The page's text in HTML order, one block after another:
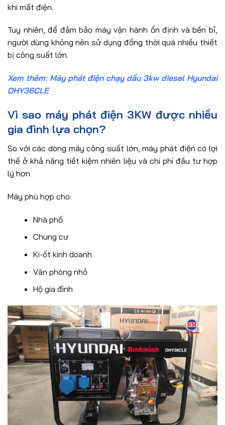
khi mất điện.
Tuy nhiên, để đảm bảo máy vận hành ổn định và bền bỉ,
người dùng không nên sử dụng đồng thời quá nhiều thiết
bị công suất lớn.
Xem thêm: Máy phát điện chạy dầu 3kw diesel Hyundai
DHY36CLE
Vì sao máy phát điện 3KW được nhiều
gia đình lựa chọn?
So với các dòng máy công suất lớn, máy phát điện có lợi
thế ở khả năng tiết kiệm nhiên liệu và chi phí đầu tư hợp
lý hơn.
Máy phù hợp cho:
Nhà phố
Chung cư
Ki-ốt kinh doanh
Văn phòng nhỏ
Hộ gia đình